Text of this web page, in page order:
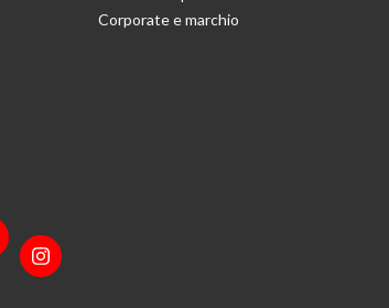
Corporate e marchio